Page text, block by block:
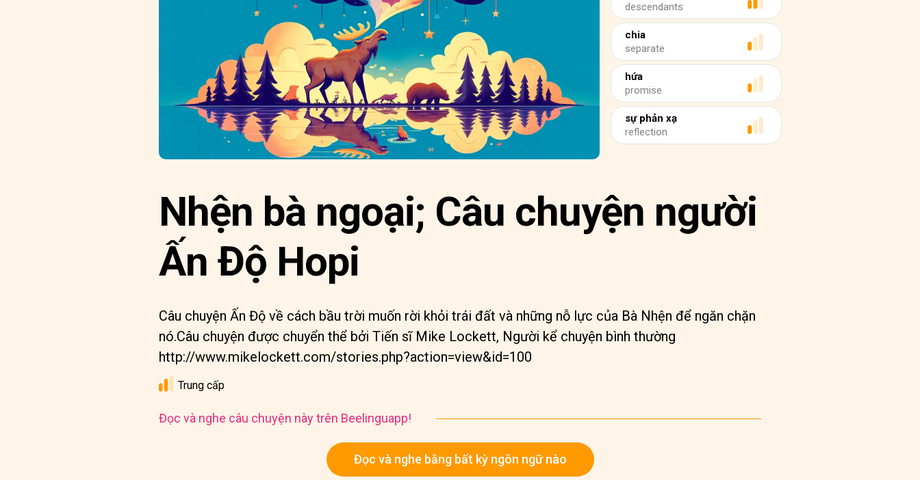
descendants
chia
separate
hứa
promise
sự phản xạ
reflection
Nhện bà ngoại; Câu chuyện người
Ấn Độ Hopi
Câu chuyện Ấn Độ về cách bầu trời muốn rời khỏi trái đất và những nỗ lực của Bà Nhện để ngăn chặn
nó.Câu chuyện được chuyển thể bởi Tiến sĩ Mike Lockett, Người kể chuyện bình thường
http://www.mikelockett.com/stories.php?action=view&id=100
Trung cấp
Đọc và nghe câu chuyện này trên Beelinguapp!
Đọc và nghe bằng bất kỳ ngôn ngữ nào